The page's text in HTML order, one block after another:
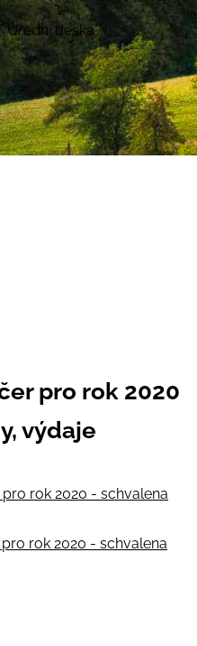
Úřední deska
pro rok 2020
výdaje
rok 2020 - schvalena
rok 2020 - schvalena